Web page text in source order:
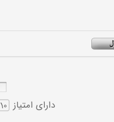
دارای امتیاز